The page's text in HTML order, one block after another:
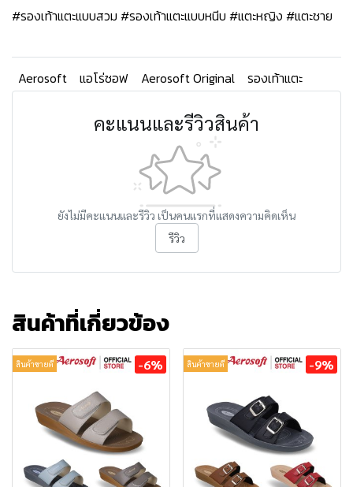
#รองเท้าแตะแบบสวม #รองเท้าแตะแบบหนีบ #แตะหญิง #แตะชาย
Aerosoft แอโร่ซอฟ Aerosoft Original รองเท้าแตะ
คะแนนและรีวิวสินค้า
ยังไม่มีคะแนนและรีวิว เป็นคนแรกที่แสดงความคิดเห็น
รีวิว
สินค้าที่เกี่ยวข้อง
สินค้าขายดี -6% สินค้าขายดี -9%